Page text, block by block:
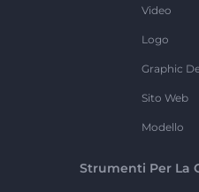
Video
Logo
Graphic
Sito Web
Modello
Strumenti Per La